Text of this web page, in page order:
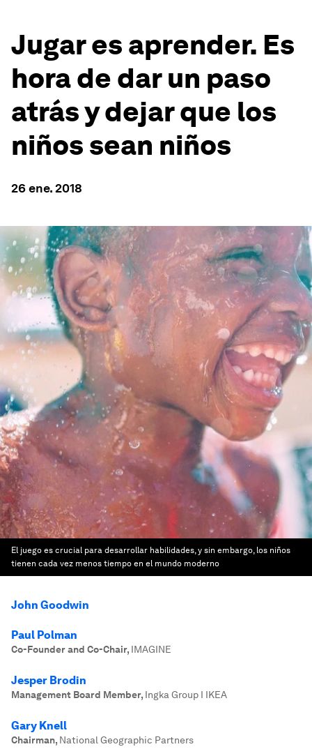
Jugar es aprender. Es
hora de dar un paso
atrás y dejar que los
niños sean niños
26 ene. 2018
El juego es crucial para desarrollar habilidades, y sin embargo, los niños
tienen cada vez menos tiempo en el mundo moderno
John Goodwin
Paul Polman
Co-Founder and Co-Chair, IMAGINE
Jesper Brodin
Management Board Member, Ingka Group I IKEA
Gary Knell
Chairman, National Geographic Partners